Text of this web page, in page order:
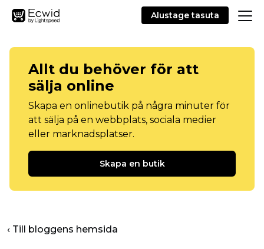
Alustage tasuta
Allt du behöver för att
sälja online
Skapa en onlinebutik på några minuter för
att sälja på en webbplats, sociala medier
eller marknadsplatser.
Skapa en butik
‹ Till bloggens hemsida